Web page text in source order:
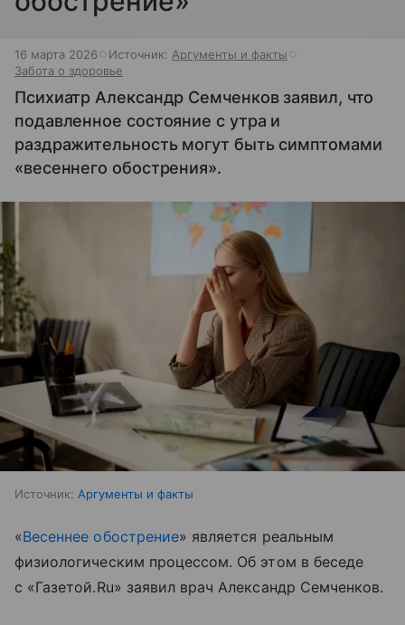
16 марта 2026 Источник: Аргументы и факты
Забота о здоровье
Психиатр Александр Семченков заявил, что
подавленное состояние с утра и
раздражительность могут быть симптомами
«весеннего обострения».
Источник: Аргументы и факты
«Весеннее обострение» является реальным
физиологическим процессом. Об этом в беседе
с «Газетой.Ru» заявил врач Александр Семченков.